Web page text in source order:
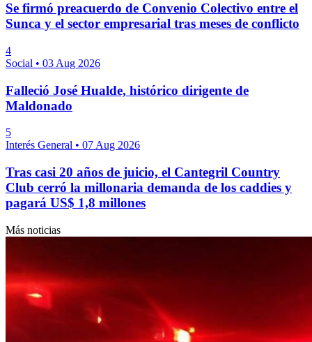
Se firmó preacuerdo de Convenio Colectivo entre el
Sunca y el sector empresarial tras meses de conflicto
4
Social • 03 Aug 2026
Falleció José Hualde, histórico dirigente de
Maldonado
5
Interés General • 07 Aug 2026
Tras casi 20 años de juicio, el Cantegril Country
Club cerró la millonaria demanda de los caddies y
pagará US$ 1,8 millones
Más noticias